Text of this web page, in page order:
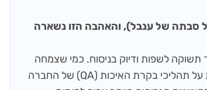
דובר 12 שפות (של סבתה של ענבל), והאהבה הזו נשארה
את "תרגו" בשנת 2007 מתוך תשוקה לשפות ודיוק בניסוח. כמי שצמחה
מתוך עולם התוכן והעיתונאות, היא מפקחת על תהליכי בקרת האיכות (QA) של החברה